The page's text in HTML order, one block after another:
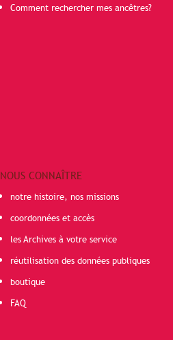
Comment rechercher mes ancêtres?
NOUS CONNAÎTRE
notre histoire, nos missions
coordonnées et accès
les Archives à votre service
réutilisation des données publiques
boutique
FAQ